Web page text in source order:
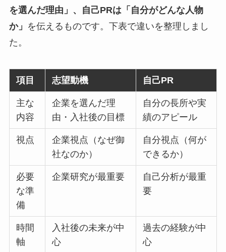
を選んだ理由」、自己PRは「自分がどんな人物
か」 を伝えるものです。下表で違いを整理しまし
た。
項目 志望動機 自己PR
主な
内容
企業を選んだ理
由・入社後の目標
自分の長所や実
績のアピール
視点
企業視点（なぜ御
社なのか）
自分視点（何が
できるか）
必要
な準
備
企業研究が最重要
自己分析が最重
要
時間
軸
入社後の未来が中
心
過去の経験が中
心